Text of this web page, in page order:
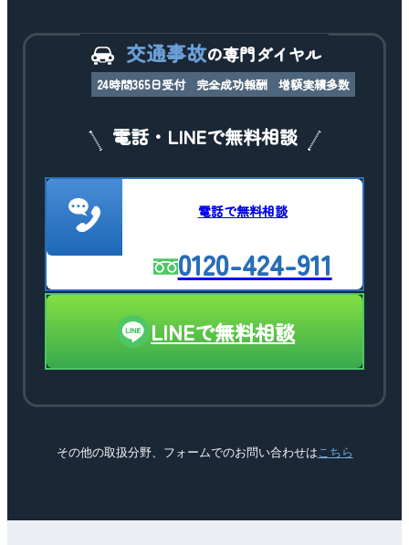
交通事故の専門ダイヤル
24時間365日受付 完全成功報酬 増額実績多数
電話・LINEで無料相談
電話で無料相談
0120-424-911
LINEで無料相談
その他の取扱分野、フォームでのお問い合わせは こちら